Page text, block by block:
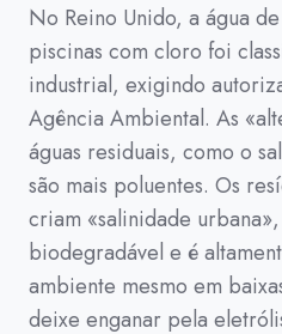
No Reino Unido, a água
piscinas com cloro foi
industrial, exigindo
Agência Ambiental. As
águas residuais, como o
são mais poluentes. Os
criam «salinidade
biodegradável e é
ambiente mesmo em
deixe enganar pela